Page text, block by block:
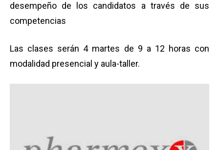
desempeño de los candidatos a través de sus
competencias
Las clases serán 4 martes de 9 a 12 horas con
modalidad presencial y aula-taller.